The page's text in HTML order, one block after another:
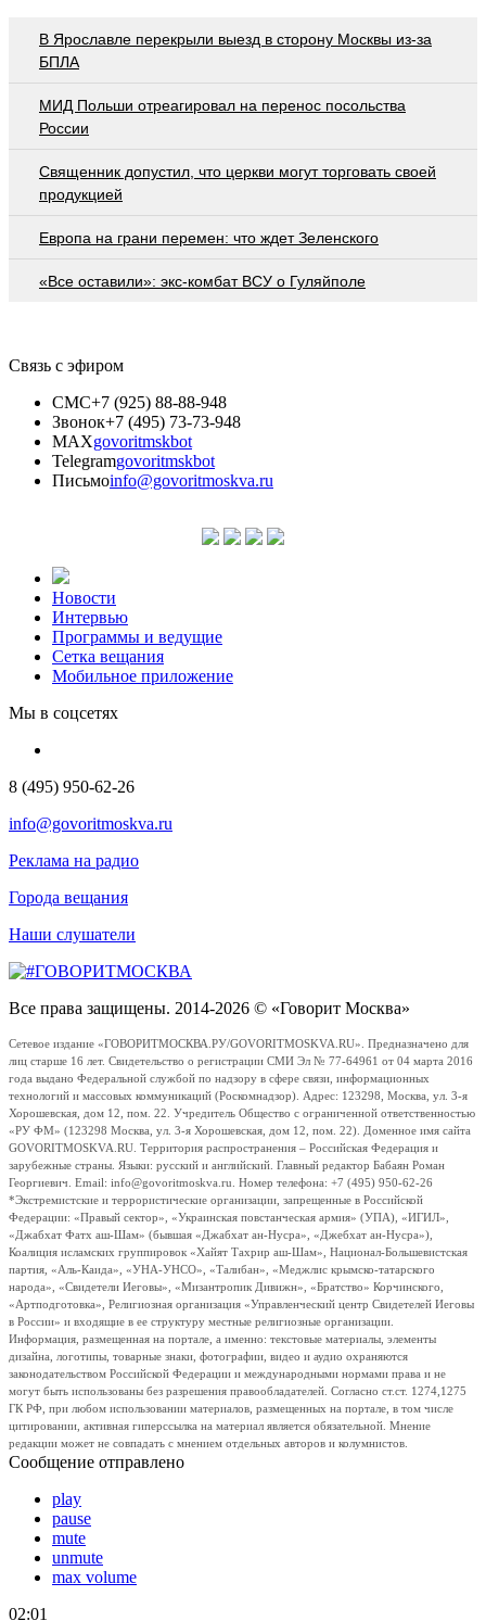
В Ярославле перекрыли выезд в сторону Москвы из-за
БПЛА
МИД Польши отреагировал на перенос посольства
России
Священник допустил, что церкви могут торговать своей
продукцией
Европа на грани перемен: что ждет Зеленского
«Все оставили»: экс-комбат ВСУ о Гуляйполе
Связь с эфиром
СМС+7 (925) 88-88-948
Звонок+7 (495) 73-73-948
MAXgovoritmskbot
Telegramgovoritmskbot
Письмоinfo@govoritmoskva.ru
Новости
Интервью
Программы и ведущие
Сетка вещания
Мобильное приложение
Мы в соцсетях
8 (495) 950-62-26
info@govoritmoskva.ru
Реклама на радио
Города вещания
Наши слушатели
Все права защищены. 2014-2026 © «Говорит Москва»
Сетевое издание «ГОВОРИТМОСКВА.РУ/GOVORITMOSKVA.RU». Предназначено для
лиц старше 16 лет. Свидетельство о регистрации СМИ Эл № 77-64961 от 04 марта 2016
года выдано Федеральной службой по надзору в сфере связи, информационных
технологий и массовых коммуникаций (Роскомнадзор). Адрес: 123298, Москва, ул. 3-я
Хорошевская, дом 12, пом. 22. Учредитель Общество с ограниченной ответственностью
«РУ ФМ» (123298 Москва, ул. 3-я Хорошевская, дом 12, пом. 22). Доменное имя сайта
GOVORITMOSKVA.RU. Территория распространения – Российская Федерация и
зарубежные страны. Языки: русский и английский. Главный редактор Бабаян Роман
Георгиевич. Email: info@govoritmoskva.ru. Номер телефона: +7 (495) 950-62-26
*Экстремистские и террористические организации, запрещенные в Российской
Федерации: «Правый сектор», «Украинская повстанческая армия» (УПА), «ИГИЛ»,
«Джабхат Фатх аш-Шам» (бывшая «Джабхат ан-Нусра», «Джебхат ан-Нусра»),
Коалиция исламских группировок «Хайят Тахрир аш-Шам», Национал-Большевистская
партия, «Аль-Каида», «УНА-УНСО», «Талибан», «Меджлис крымско-татарского
народа», «Свидетели Иеговы», «Мизантропик Дивижн», «Братство» Корчинского,
«Артподготовка», Религиозная организация «Управленческий центр Свидетелей Иеговы
в России» и входящие в ее структуру местные религиозные организации.
Информация, размещенная на портале, а именно: текстовые материалы, элементы
дизайна, логотипы, товарные знаки, фотографии, видео и аудио охраняются
законодательством Российской Федерации и международными нормами права и не
могут быть использованы без разрешения правообладателей. Согласно ст.ст. 1274,1275
ГК РФ, при любом использовании материалов, размещенных на портале, в том числе
цитировании, активная гиперссылка на материал является обязательной. Мнение
редакции может не совпадать с мнением отдельных авторов и колумнистов.
Сообщение отправлено
play
pause
mute
unmute
max volume
02:01